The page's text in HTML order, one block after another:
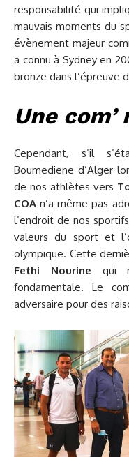
responsabilité qui
mauvais moments du
évènement majeur
a connu à Sydney en
bronze dans l’épreuve
Une com’
Cependant, s’il
Boumediene d’Alger
de nos athlètes vers
COA n’a même pas
l’endroit de nos
valeurs du sport et
olympique. Cette
Fethi Nourine qui
fondamentale. Le
adversaire pour des